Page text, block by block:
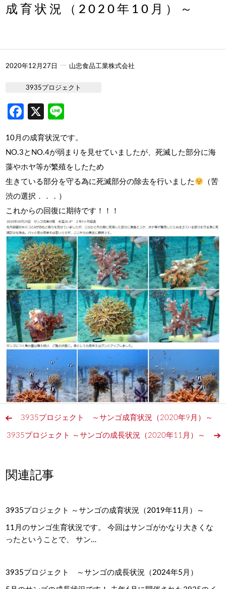
成育状況（2020年10月）～
2020年12月27日 ー 山忠食品工業株式会社
3935プロジェクト
Facebook
X
10月の成育状況です。
NO.3とNO.4が弱まりを見せていましたが、死滅した部分に海
藻やホヤ等が繁殖をしたため
生きている部分を守る為に死滅部分の除去を行いました
（苦
渋の選択．．．）
これからの回復に期待です！！！
3935プロジェクト ～サンゴ成育状況（2020年9月）～
3935プロジェクト ～サンゴの成長状況（2020年11月）～
関連記事
3935プロジェクト ～サンゴの成育状況（2019年11月）～
11月のサンゴ生育状況です。 今回はサンゴがかなり大きくな
ったということで、 サン…
3935プロジェクト ～サンゴの成長状況（2024年5月）